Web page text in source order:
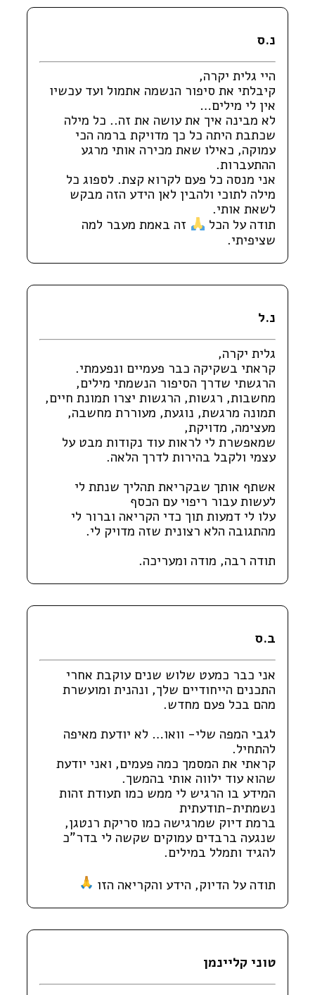
נ.ס
היי גלית יקרה,
קיבלתי את סיפור הנשמה אתמול ועד עכשיו
אין לי מילים…
לא מבינה איך את עושה את זה.. כל מילה
שכתבת היתה כל כך מדויקת ברמה הכי
עמוקה, כאילו שאת מכירה אותי מרגע
ההתעברות.
אני מנסה כל פעם לקרוא קצת. לספוג כל
מילה לתוכי ולהבין לאן הידע הזה מבקש
לשאת אותי.
תודה על הכל
זה באמת מעבר למה
שציפיתי.
נ.ל
גלית יקרה,
קראתי בשקיקה כבר פעמיים ונפעמתי.
הרגשתי שדרך הסיפור הנשמתי מילים,
מחשבות, רגשות, הרגשות יצרו תמונת חיים,
תמונה מרגשת, נוגעת, מעוררת מחשבה,
מעצימה, מדויקת,
שמאפשרת לי לראות עוד נקודות מבט על
עצמי ולקבל בהירות לדרך הלאה.
אשתף אותך שבקריאת תהליך שנתת לי
לעשות עבור ריפוי עם הכסף
עלו לי דמעות תוך כדי הקריאה וברור לי
מהתגובה הלא רצונית שזה מדויק לי.
תודה רבה, מודה ומעריכה.
ב.ס
אני כבר כמעט שלוש שנים עוקבת אחרי
התכנים הייחודיים שלך, ונהנית ומועשרת
מהם בכל פעם מחדש.
לגבי המפה שלי- וואו… לא יודעת מאיפה
להתחיל.
קראתי את המסמך כמה פעמים, ואני יודעת
שהוא עוד ילווה אותי בהמשך.
המידע בו הרגיש לי ממש כמו תעודת זהות
נשמתית-תודעתית
ברמת דיוק שמרגישה כמו סריקת רנטגן,
שנגעה ברבדים עמוקים שקשה לי בדר"כ
להגיד ותמלל במילים.
תודה על הדיוק, הידע והקריאה הזו
טוני קליינמן